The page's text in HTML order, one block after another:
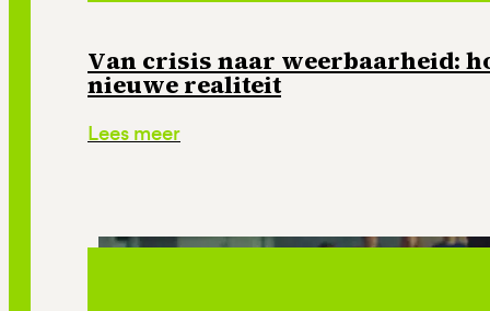
Van crisis naar weerbaarheid:
nieuwe realiteit
Lees meer